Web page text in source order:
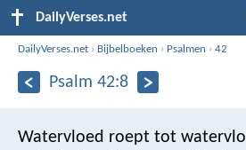
DailyVerses.net
DailyVerses.net › Bijbelboeken › Psalmen ›42
Psalm 42:8
Watervloed roept tot